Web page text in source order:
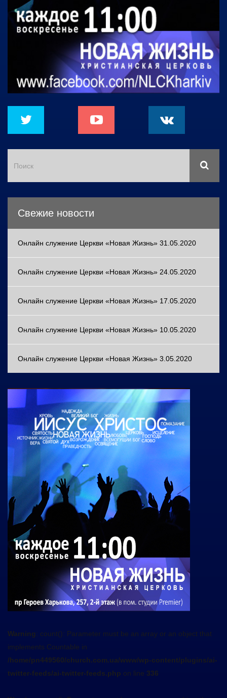
Свежие новости
Онлайн служение Церкви «Новая Жизнь» 31.05.2020
Онлайн служение Церкви «Новая Жизнь» 24.05.2020
Онлайн служение Церкви «Новая Жизнь» 17.05.2020
Онлайн служение Церкви «Новая Жизнь» 10.05.2020
Онлайн служение Церкви «Новая Жизнь» 3.05.2020
Warning: count(): Parameter must be an array or an object that
implements Countable in
/home/pn449560/church.com.ua/www/wp-content/plugins/ai-
twitter-feeds/ai-twitter-feeds.php on line 336